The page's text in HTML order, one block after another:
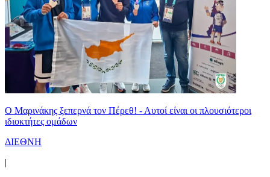
Ο Μαρινάκης ξεπερνά τον Πέρεθ! - Αυτοί είναι οι πλουσιότεροι
ιδιοκτήτες ομάδων
ΔΙΕΘΝΗ
|